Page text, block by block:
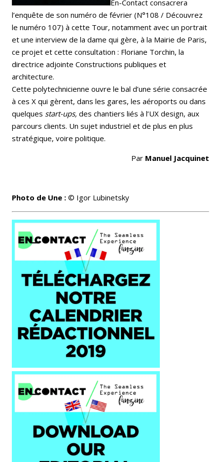
En-Contact consacrera
l’enquête de son numéro de février (N°108 / Découvrez
le numéro 107) à cette Tour, notamment avec un portrait
et une interview de la dame qui gère, à la Mairie de Paris,
ce projet et cette consultation : Floriane Torchin, la
directrice adjointe Constructions publiques et
architecture.
Cette polytechnicienne ouvre le bal d’une série consacrée
à ces X qui gèrent, dans les gares, les aéroports ou dans
quelques start-ups, des chantiers liés à l’UX design, aux
parcours clients. Un sujet industriel et de plus en plus
stratégique, voire politique.
Par Manuel Jacquinet
Photo de Une : © Igor Lubinetsky